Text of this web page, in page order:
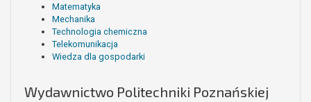
Matematyka
Mechanika
Technologia chemiczna
Telekomunikacja
Wiedza dla gospodarki
Wydawnictwo Politechniki Poznańskiej